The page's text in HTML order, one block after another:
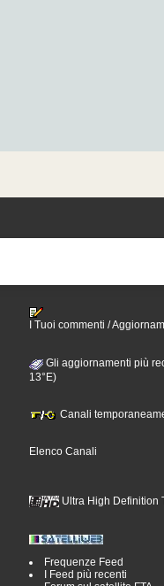
I Tuoi commenti /
Gli aggiornamenti più
13°E)
Canali
Elenco Canali
Ultra High Definition
Frequenze Feed
I Feed più recenti